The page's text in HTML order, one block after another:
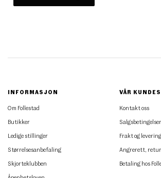
INFORMASJON
Om Follestad
Butikker
Ledige stillinger
Størrelsesanbefaling
Skjorteklubben
VÅR
Kontakt oss
Salgsbetingelser
Frakt og levering
Angrerett, retur
Betaling hos